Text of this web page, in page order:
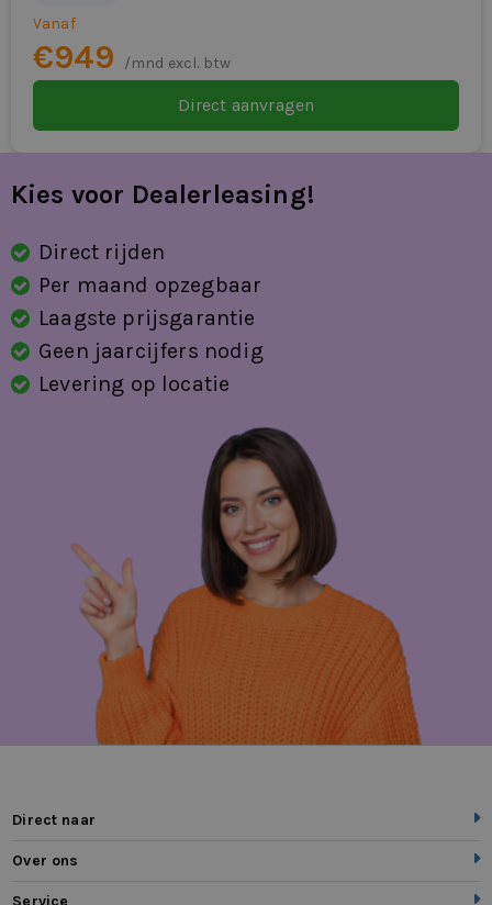
Vanaf
€949 /mnd excl. btw
Direct aanvragen
Kies voor Dealerleasing!
Direct rijden
Per maand opzegbaar
Laagste prijsgarantie
Geen jaarcijfers nodig
Levering op locatie
Direct naar
Over ons
Service